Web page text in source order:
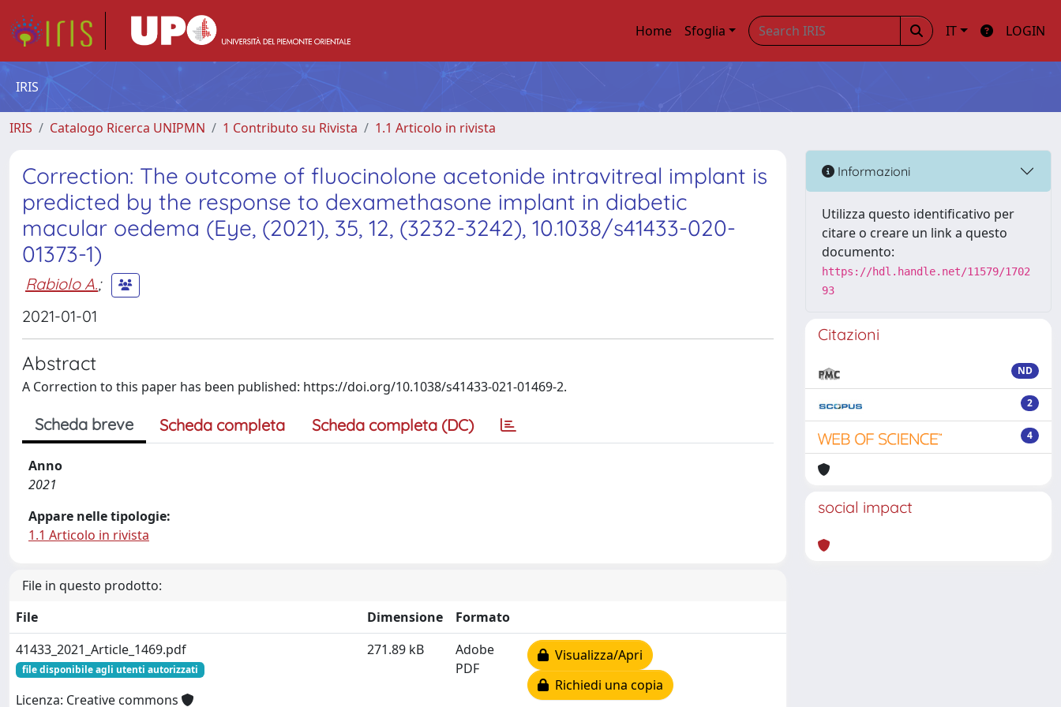
Home Sfoglia IT LOGIN
IRIS
IRIS Catalogo Ricerca UNIPMN 1 Contributo su Rivista 1.1 Articolo in rivista
Correction: The outcome of fluocinolone acetonide intravitreal implant is
predicted by the response to dexamethasone implant in diabetic
macular oedema (Eye, (2021), 35, 12, (3232-3242), 10.1038/s41433-020-
01373-1)
Rabiolo A.;
2021-01-01
Abstract
A Correction to this paper has been published: https://doi.org/10.1038/s41433-021-01469-2.
Scheda breve Scheda completa Scheda completa (DC)
Anno
2021
Appare nelle tipologie:
1.1 Articolo in rivista
File in questo prodotto:
File
Dimensione
Formato
41433_2021_Article_1469.pdf
file disponibile agli utenti autorizzati
Licenza: Creative commons
271.89 kB
Adobe
PDF
Visualizza/Apri
Richiedi una copia
Informazioni
Utilizza questo identificativo per
citare o creare un link a questo
documento:
https://hdl.handle.net/11579/1702
93
Citazioni
ND
2
4
social impact